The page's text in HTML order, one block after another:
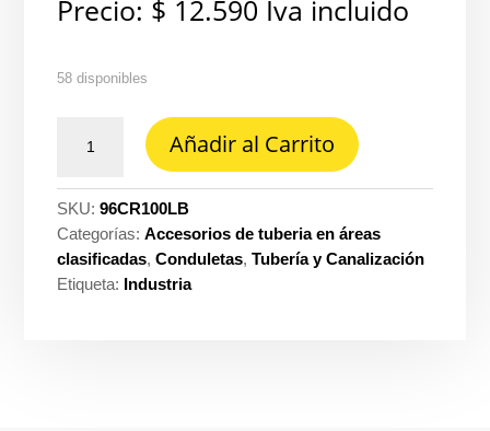
Precio: $ 12.590 Iva incluido
58 disponibles
rosca
lb
CU
Cuc
cantidad
Añadir al Carrito
SKU:96CR100LB
Categorías:Accesorios de tuberia en áreas
clasificadas,Conduletas,Tubería y Canalización
Etiqueta: Industria